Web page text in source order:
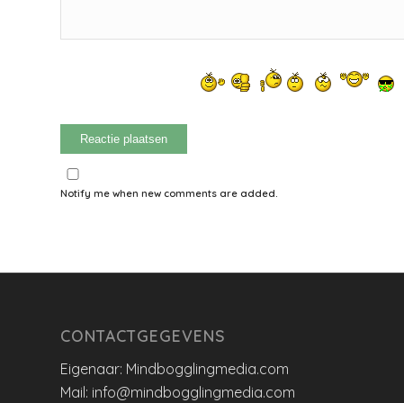
Notify me when new comments are added.
CONTACTGEGEVENS
Eigenaar: Mindbogglingmedia.com
Mail: info@mindbogglingmedia.com